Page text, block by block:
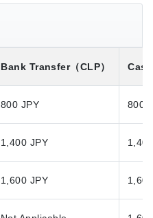
Bank Transfer（CLP）
800 JPY 800
1,400 JPY
1,600 JPY